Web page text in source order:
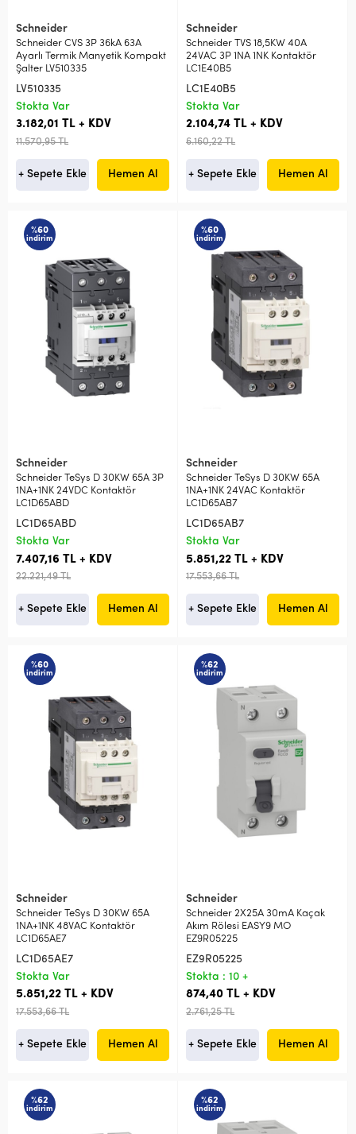
Schneider
Schneider CVS 3P 36kA 63A
Ayarlı Termik Manyetik Kompakt
Şalter LV510335
LV510335
Stokta Var
3.182,01 TL + KDV
11.570,95 TL
+ Sepete Ekle Hemen Al
Schneider
Schneider TVS 18,5KW 40A
24VAC 3P 1NA 1NK Kontaktör
LC1E40B5
LC1E40B5
Stokta Var
2.104,74 TL + KDV
6.160,22 TL
+ Sepete Ekle Hemen Al
%60
indirim
Schneider
Schneider TeSys D 30KW 65A 3P
1NA+1NK 24VDC Kontaktör
LC1D65ABD
LC1D65ABD
Stokta Var
7.407,16 TL + KDV
22.221,49 TL
+ Sepete Ekle Hemen Al
%60
indirim
Schneider
Schneider TeSys D 30KW 65A
1NA+1NK 24VAC Kontaktör
LC1D65AB7
LC1D65AB7
Stokta Var
5.851,22 TL + KDV
17.553,66 TL
+ Sepete Ekle Hemen Al
%60
indirim
Schneider
Schneider TeSys D 30KW 65A
1NA+1NK 48VAC Kontaktör
LC1D65AE7
LC1D65AE7
Stokta Var
5.851,22 TL + KDV
17.553,66 TL
+ Sepete Ekle Hemen Al
%62
indirim
Schneider
Schneider 2X25A 30mA Kaçak
Akım Rölesi EASY9 MO
EZ9R05225
EZ9R05225
Stokta : 10 +
874,40 TL + KDV
2.761,25 TL
+ Sepete Ekle Hemen Al
%62
indirim
%62
indirim